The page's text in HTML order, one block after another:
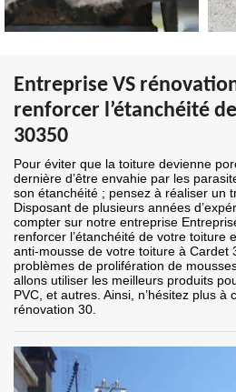
Entreprise VS
renforcer l’étanchéité
30350
Pour éviter que la toiture devienne
dernière d’être envahie par les
son étanchéité ; pensez à réaliser un
Disposant de plusieurs années
compter sur notre entreprise
renforcer l’étanchéité de votre toiture
anti-mousse de votre toiture à Cardet
problèmes de prolifération de
allons utiliser les meilleurs produits
PVC, et autres. Ainsi, n’hésitez plus à
rénovation 30.